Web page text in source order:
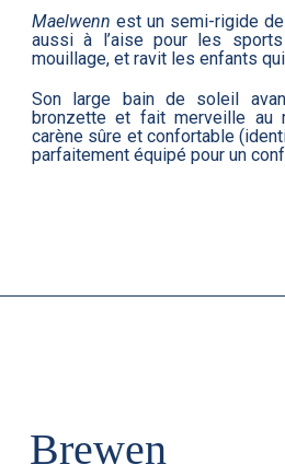
Maelwenn est un semi-rigide
aussi à l’aise pour les
mouillage, et ravit les enfants
Son large bain de soleil
bronzette et fait merveille au
carène sûre et confortable
parfaitement équipé pour un
Brewen